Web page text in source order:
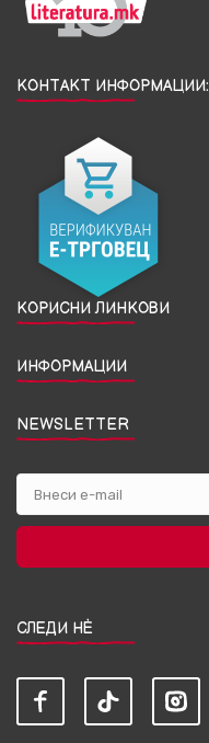
КОНТАКТ ИНФОРМАЦИИ:
КОРИСНИ ЛИНКОВИ
ИНФОРМАЦИИ
NEWSLETTER
СЛЕДИ НЀ